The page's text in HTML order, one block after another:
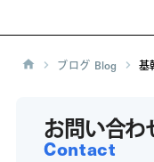
ブログ Blog 基
お問い合わ
Contact